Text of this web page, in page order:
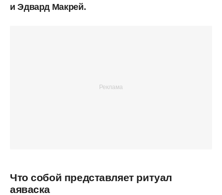
и Эдвард Макрей.
Что собой представляет ритуал
аяваска